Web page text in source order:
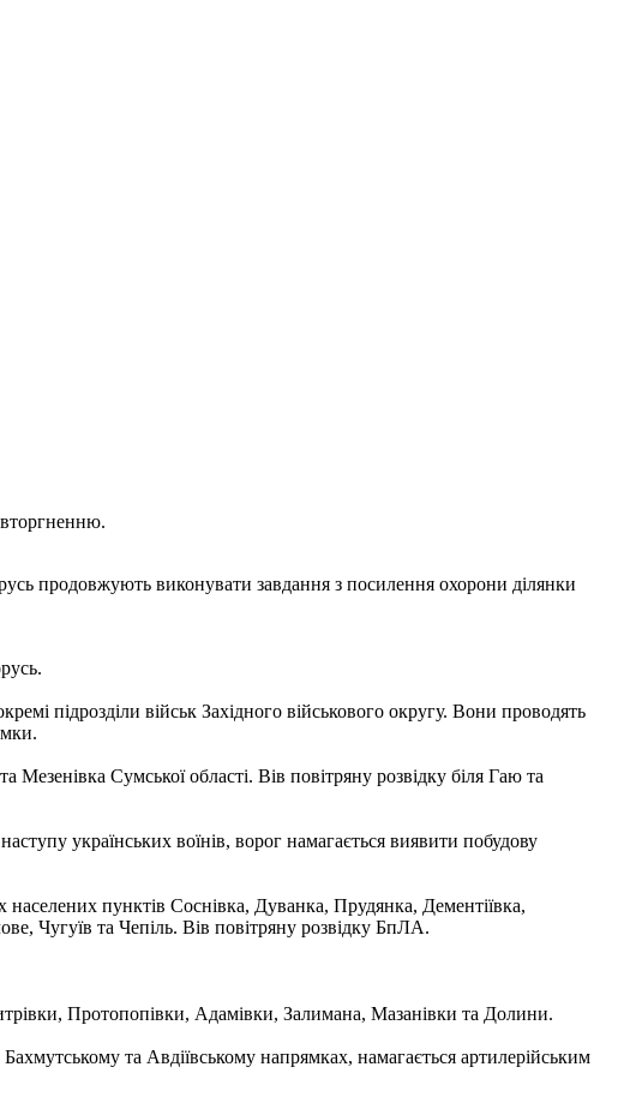
вторгненню.
продовжують виконувати завдання з посилення охорони ділянки
підрозділи військ Західного військового округу. Вони проводять
Мезенівка Сумської області. Вів повітряну розвідку біля Гаю та
українських воїнів, ворог намагається виявити побудову
населених пунктів Соснівка, Дуванка, Прудянка, Дементіївка,
Чугуїв та Чепіль. Вів повітряну розвідку БпЛА.
Протопопівки, Адамівки, Залимана, Мазанівки та Долини.
та Авдіївському напрямках, намагається артилерійським